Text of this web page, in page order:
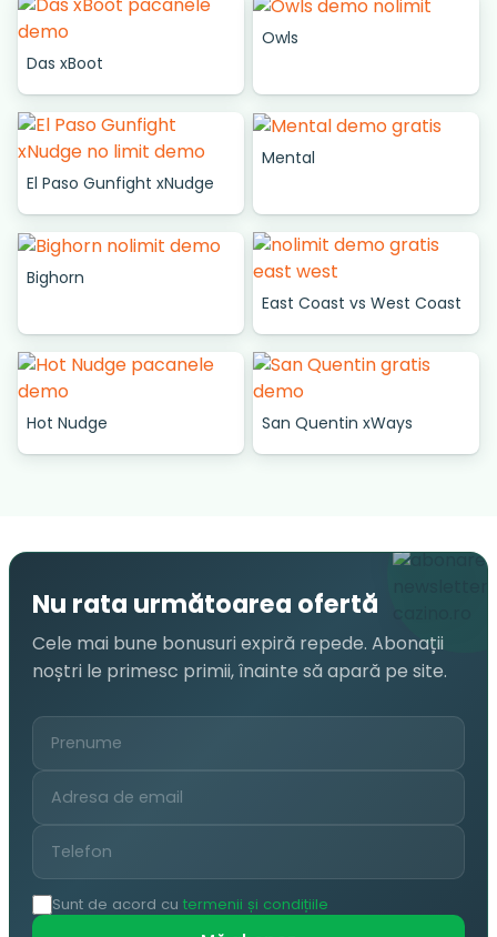
Das xBoot
Owls
El Paso Gunfight xNudge
Mental
Bighorn
East Coast vs West Coast
Hot Nudge San Quentin xWays
Nu rata următoarea ofertă
Cele mai bune bonusuri expiră repede. Abonații
noștri le primesc primii, înainte să apară pe site.
Sunt de acord cu termenii și condițiile